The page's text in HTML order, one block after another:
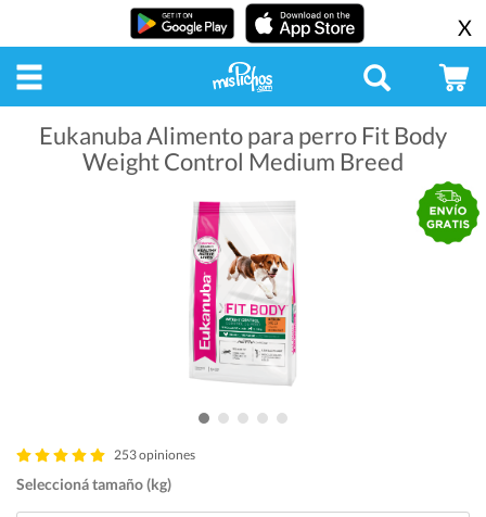
X
Eukanuba Alimento para perro Fit Body
Weight Control Medium Breed
253 opiniones
Seleccioná tamaño (kg)